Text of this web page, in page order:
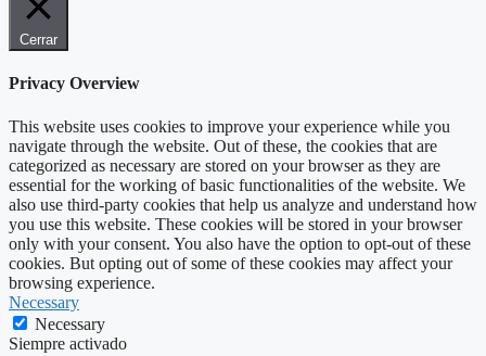
Cerrar
Privacy Overview
This website uses cookies to improve your experience while you
navigate through the website. Out of these, the cookies that are
categorized as necessary are stored on your browser as they are
essential for the working of basic functionalities of the website. We
also use third-party cookies that help us analyze and understand how
you use this website. These cookies will be stored in your browser
only with your consent. You also have the option to opt-out of these
cookies. But opting out of some of these cookies may affect your
browsing experience.
Necessary
Necessary
Siempre activado